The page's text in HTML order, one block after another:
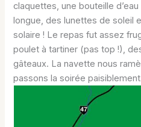
claquettes, une bouteille
longue, des lunettes de soleil
solaire ! Le repas fut assez
poulet à tartiner (pas top !),
gâteaux. La navette nous
passons la soirée